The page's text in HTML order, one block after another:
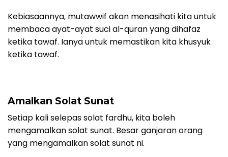
Kebiasaannya, mutawwif akan menasihati kita untuk
membaca ayat-ayat suci al-quran yang dihafaz
ketika tawaf. Ianya untuk memastikan kita khusyuk
ketika tawaf.
Amalkan Solat Sunat
Setiap kali selepas solat fardhu, kita boleh
mengamalkan solat sunat. Besar ganjaran orang
yang mengamalkan solat sunat ni.